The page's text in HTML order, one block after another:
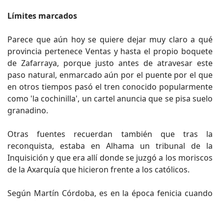
Límites marcados
Parece que aún hoy se quiere dejar muy claro a qué
provincia pertenece Ventas y hasta el propio boquete
de Zafarraya, porque justo antes de atravesar este
paso natural, enmarcado aún por el puente por el que
en otros tiempos pasó el tren conocido popularmente
como 'la cochinilla', un cartel anuncia que se pisa suelo
granadino.
Otras fuentes recuerdan también que tras la
reconquista, estaba en Alhama un tribunal de la
Inquisición y que era allí donde se juzgó a los moriscos
de la Axarquía que hicieron frente a los católicos.
Según Martín Córdoba, es en la época fenicia cuando